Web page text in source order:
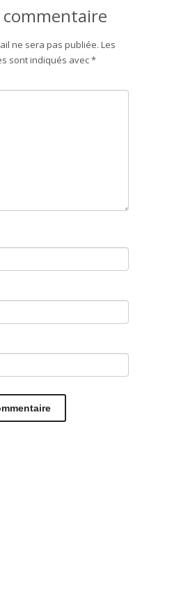
commentaire
ne sera pas publiée. Les
sont indiqués avec*